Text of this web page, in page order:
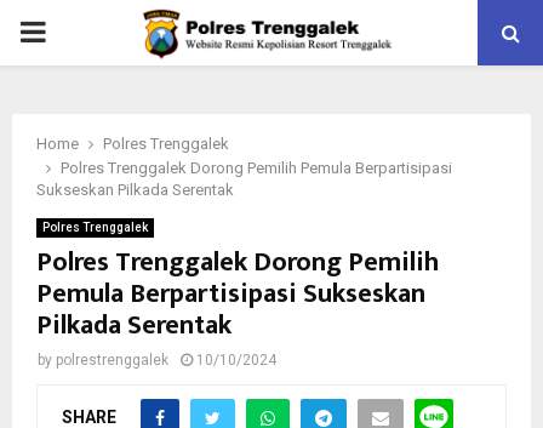
PRIMARY
Home
Polres Trenggalek
Polres Trenggalek Dorong Pemilih Pemula Berpartisipasi
Sukseskan Pilkada Serentak
Polres Trenggalek
Polres Trenggalek Dorong Pemilih
Pemula Berpartisipasi Sukseskan
Pilkada Serentak
by polrestrenggalek 10/10/2024
SHARE